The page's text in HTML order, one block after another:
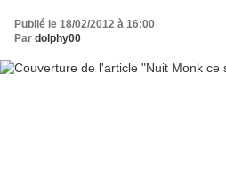
Publié le 18/02/2012 à 16:00
Par dolphy00